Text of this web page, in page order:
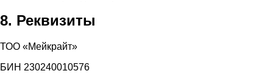
8. Реквизиты
ТОО «Мейкрайт»
БИН 230240010576